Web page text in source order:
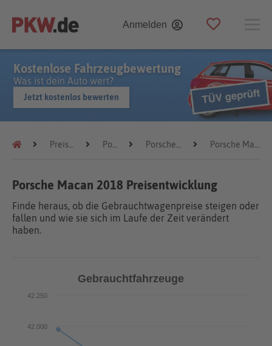
Anmelden
Kostenlose Fahrzeugbewertung
Was ist dein Auto wert?
Jetzt kostenlos bewerten
Preistrends Porsche Porsche Macan Porsche Macan 2018
Porsche Macan 2018 Preisentwicklung
Finde heraus, ob die Gebrauchtwagenpreise steigen oder
fallen und wie sie sich im Laufe der Zeit verändert
haben.
Gebrauchtfahrzeuge
42.000
42.250